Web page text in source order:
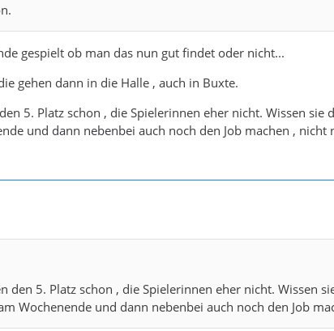
gespielt ob man das nun gut findet oder nicht...
gehen dann in die Halle , auch in Buxte.
5. Platz schon , die Spielerinnen eher nicht. Wissen
und dann nebenbei auch noch den Job machen ,
den 5. Platz schon , die Spielerinnen eher nicht. Wissen
Wochenende und dann nebenbei auch noch den Job